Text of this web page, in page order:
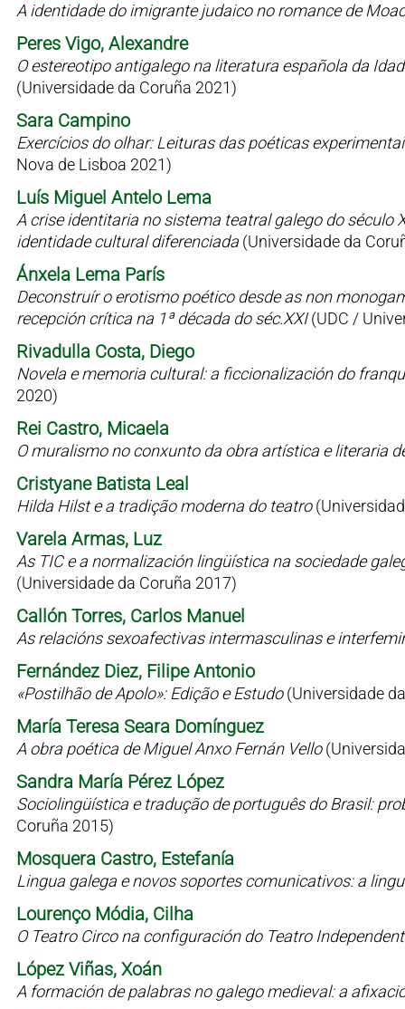
A identidade do imigrante judaico no romance de
Peres Vigo, Alexandre
O estereotipo antigalego na literatura española da
(Universidade da Coruña 2021)
Sara Campino
Exercícios do olhar: Leituras das poéticas
Nova de Lisboa 2021)
Luís Miguel Antelo Lema
A crise identitaria no sistema teatral galego do século
identidade cultural diferenciada (Universidade da
Ánxela Lema París
Deconstruír o erotismo poético desde as non
recepción crítica na 1ª década do séc.XXI(UDC /
Rivadulla Costa, Diego
Novela e memoria cultural: a ficcionalización do
2020)
Rei Castro, Micaela
O muralismo no conxunto da obra artística e literaria
Cristyane Batista Leal
Hilda Hilst e a tradição moderna do teatro
Varela Armas, Luz
As TIC e a normalización lingüística na sociedade
(Universidade da Coruña 2017)
Callón Torres, Carlos Manuel
As relacións sexoafectivas intermasculinas e
Fernández Diez, Filipe Antonio
«Postilhão de Apolo»: Edição e Estudo(Universidade
María Teresa Seara Domínguez
A obra poética de Miguel Anxo Fernán Vello
Sandra María Pérez López
Sociolingüística e tradução de português do Brasil:
Coruña 2015)
Mosquera Castro, Estefanía
Lingua galega e novos soportes comunicativos: a
Lourenço Módia, Cilha
O Teatro Circo na configuración do Teatro
López Viñas, Xoán
A formación de palabras no galego medieval: a